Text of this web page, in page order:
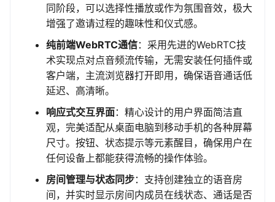
同阶段，可以选择性播放或作为氛围音效，极大
增强了邀请过程的趣味性和仪式感。
纯前端WebRTC通信：采用先进的WebRTC技
术实现点对点音频流传输，无需安装任何插件或
客户端，主流浏览器打开即用，确保语音通话低
延迟、高清晰。
响应式交互界面：精心设计的用户界面简洁直
观，完美适配从桌面电脑到移动手机的各种屏幕
尺寸。按钮、状态提示等元素醒目，确保用户在
任何设备上都能获得流畅的操作体验。
房间管理与状态同步：支持创建独立的语音房
间，并实时显示房间内成员在线状态、通话是否